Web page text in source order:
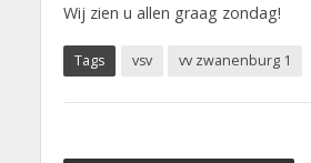
Wij zien u allen graag zondag!
Tags vsv vv zwanenburg 1